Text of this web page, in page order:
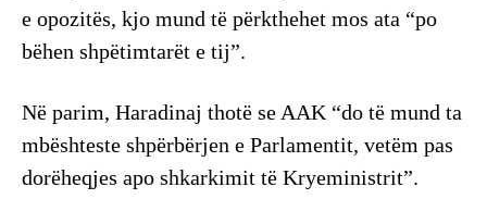
e opozitës, kjo mund të përkthehet mos ata “po
bëhen shpëtimtarët e tij”.
Në parim, Haradinaj thotë se AAK “do të mund ta
mbështeste shpërbërjen e Parlamentit, vetëm pas
dorëheqjes apo shkarkimit të Kryeministrit”.